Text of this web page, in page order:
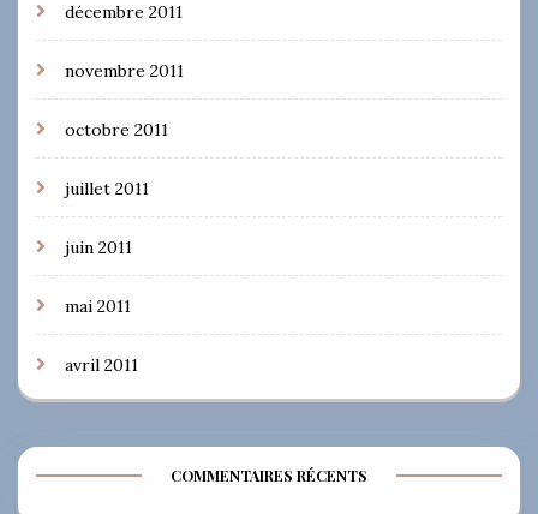
décembre 2011
novembre 2011
octobre 2011
juillet 2011
juin 2011
mai 2011
avril 2011
COMMENTAIRES RÉCENTS